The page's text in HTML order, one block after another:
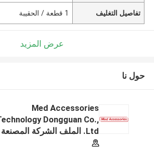
تفاصيل التغليف 1 قطعة / الحقيبة
عرض المزيد
حول نا
Med Accessories
Dongguan Co.,
Ltd. الملف الشركة المصنعة